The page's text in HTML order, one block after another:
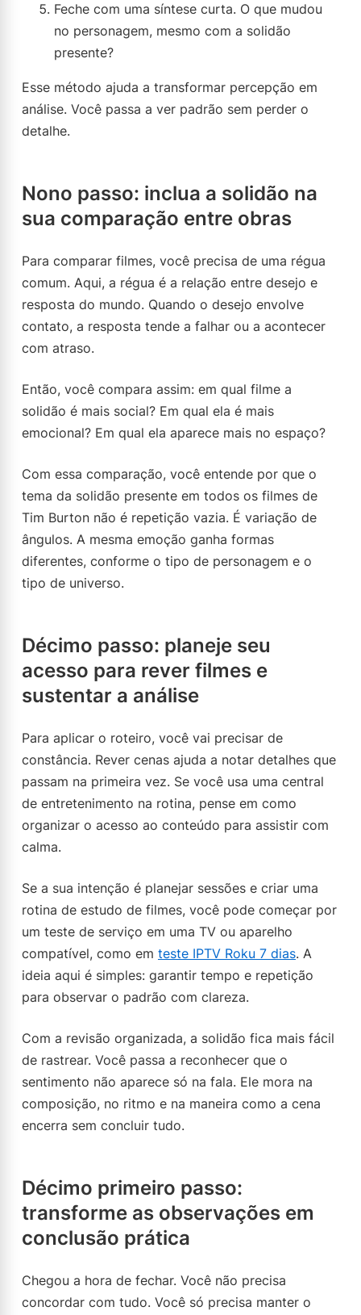
Feche com uma síntese curta. O que mudou
no personagem, mesmo com a solidão
presente?
Esse método ajuda a transformar percepção em
análise. Você passa a ver padrão sem perder o
detalhe.
Nono passo: inclua a solidão na
sua comparação entre obras
Para comparar filmes, você precisa de uma régua
comum. Aqui, a régua é a relação entre desejo e
resposta do mundo. Quando o desejo envolve
contato, a resposta tende a falhar ou a acontecer
com atraso.
Então, você compara assim: em qual filme a
solidão é mais social? Em qual ela é mais
emocional? Em qual ela aparece mais no espaço?
Com essa comparação, você entende por que o
tema da solidão presente em todos os filmes de
Tim Burton não é repetição vazia. É variação de
ângulos. A mesma emoção ganha formas
diferentes, conforme o tipo de personagem e o
tipo de universo.
Décimo passo: planeje seu
acesso para rever filmes e
sustentar a análise
Para aplicar o roteiro, você vai precisar de
constância. Rever cenas ajuda a notar detalhes que
passam na primeira vez. Se você usa uma central
de entretenimento na rotina, pense em como
organizar o acesso ao conteúdo para assistir com
calma.
Se a sua intenção é planejar sessões e criar uma
rotina de estudo de filmes, você pode começar por
um teste de serviço em uma TV ou aparelho
compatível, como em teste IPTV Roku 7 dias. A
ideia aqui é simples: garantir tempo e repetição
para observar o padrão com clareza.
Com a revisão organizada, a solidão fica mais fácil
de rastrear. Você passa a reconhecer que o
sentimento não aparece só na fala. Ele mora na
composição, no ritmo e na maneira como a cena
encerra sem concluir tudo.
Décimo primeiro passo:
transforme as observações em
conclusão prática
Chegou a hora de fechar. Você não precisa
concordar com tudo. Você só precisa manter o